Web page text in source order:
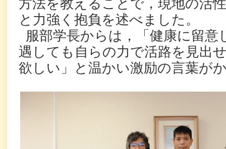
方法を教えることで，現地の活
と力強く抱負を述べました。
服部学長からは，「健康に留意
遇しても自らの力で活路を見出
欲しい」と温かい激励の言葉が